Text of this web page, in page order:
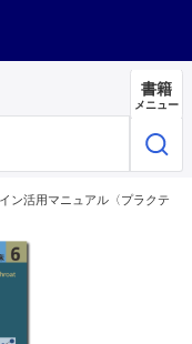
書籍
メニュー
ン活用マニュアル〈プラクテ